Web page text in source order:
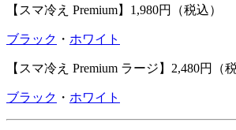
【スマ冷え Premium】1,980円（税込）
ブラック ・ ホワイト
【スマ冷え Premium ラージ】2,480円（税
ブラック ・ ホワイト